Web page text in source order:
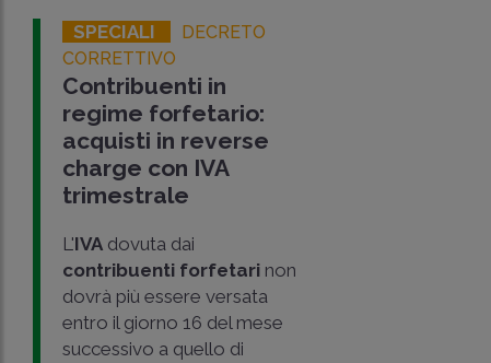
SPECIALI
DECRETO
CORRETTIVO
Contribuenti in
regime forfetario:
acquisti in reverse
charge con IVA
trimestrale
L'IVA dovuta dai
contribuenti forfetari non
dovrà più essere versata
entro il giorno 16 del mese
successivo a quello di